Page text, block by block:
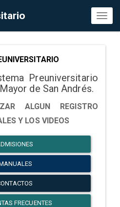
Preuniversitario
de San Andrés.
ALGUN REGISTRO
Y LOS VIDEOS
FRECUENTES